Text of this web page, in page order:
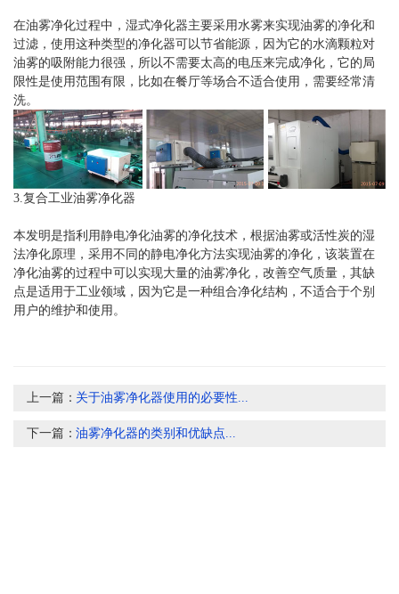
在油雾净化过程中，湿式净化器主要采用水雾来实现油雾的净化和
过滤，使用这种类型的净化器可以节省能源，因为它的水滴颗粒对
油雾的吸附能力很强，所以不需要太高的电压来完成净化，它的局
限性是使用范围有限，比如在餐厅等场合不适合使用，需要经常清
洗。
3.复合工业油雾净化器
本发明是指利用静电净化油雾的净化技术，根据油雾或活性炭的湿
法净化原理，采用不同的静电净化方法实现油雾的净化，该装置在
净化油雾的过程中可以实现大量的油雾净化，改善空气质量，其缺
点是适用于工业领域，因为它是一种组合净化结构，不适合于个别
用户的维护和使用。
上一篇： 关于油雾净化器使用的必要性...
下一篇：油雾净化器的类别和优缺点...